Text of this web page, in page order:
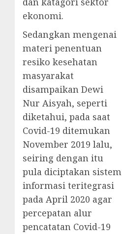
ekonomi.
Sedangkan mengenai
materi penentuan
resiko kesehatan
masyarakat
disampaikan Dewi
Nur Aisyah, seperti
diketahui, pada saat
Covid-19 ditemukan
November 2019 lalu,
seiring dengan itu
pula diciptakan sistem
informasi teritegrasi
pada April 2020 agar
percepatan alur
pencatatan Covid-19